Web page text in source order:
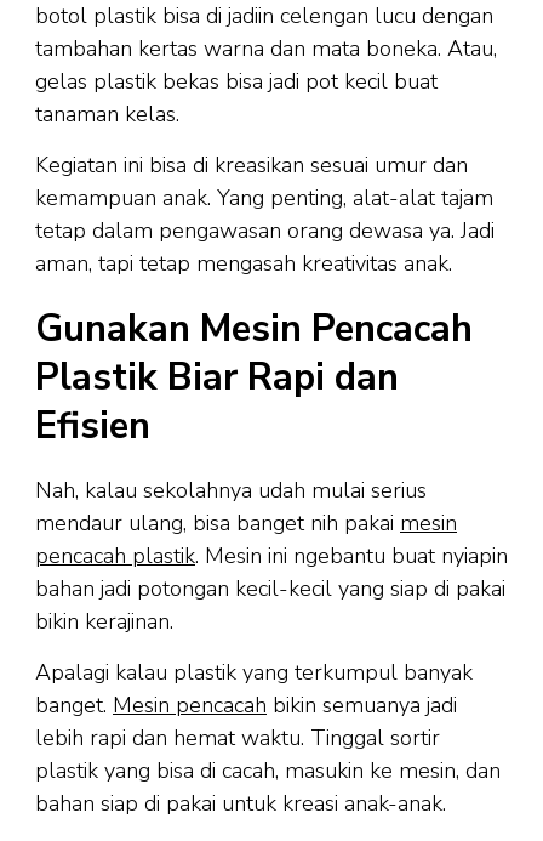
botol plastik bisa di jadiin celengan lucu dengan
tambahan kertas warna dan mata boneka. Atau,
gelas plastik bekas bisa jadi pot kecil buat
tanaman kelas.
Kegiatan ini bisa di kreasikan sesuai umur dan
kemampuan anak. Yang penting, alat-alat tajam
tetap dalam pengawasan orang dewasa ya. Jadi
aman, tapi tetap mengasah kreativitas anak.
Gunakan Mesin Pencacah
Plastik Biar Rapi dan
Efisien
Nah, kalau sekolahnya udah mulai serius
mendaur ulang, bisa banget nih pakai mesin
pencacah plastik. Mesin ini ngebantu buat nyiapin
bahan jadi potongan kecil-kecil yang siap di pakai
bikin kerajinan.
Apalagi kalau plastik yang terkumpul banyak
banget. Mesin pencacah bikin semuanya jadi
lebih rapi dan hemat waktu. Tinggal sortir
plastik yang bisa di cacah, masukin ke mesin, dan
bahan siap di pakai untuk kreasi anak-anak.